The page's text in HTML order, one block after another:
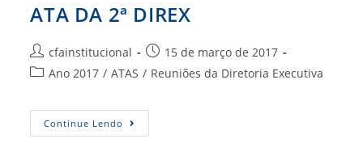
ATA DA 2ª DIREX
Autor
do
cfainstitucional
Post
publicado:
15 de março de 2017
Categoria
post:
Ano 2017 / ATAS / Reuniões da Diretoria Executiva
Continue Lendo ATA
DA